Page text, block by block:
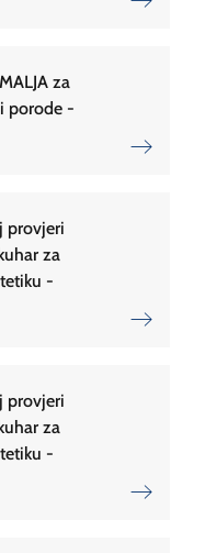
za
porode -
provjeri
za
-
provjeri
za
-